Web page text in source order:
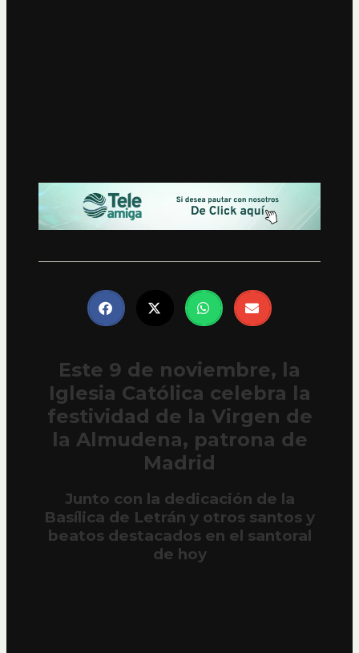
Este 9 de noviembre, la
Iglesia Católica celebra la
festividad de la Virgen de
la Almudena, patrona de
Madrid
Junto con la dedicación de la
Basílica de Letrán y otros santos y
beatos destacados en el santoral
de hoy